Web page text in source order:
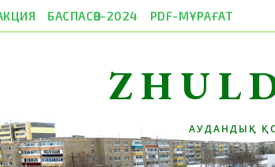
БАСПАСӨЗ-2024 PDF-МҰРАҒАТ
АУДАНДЫҚ